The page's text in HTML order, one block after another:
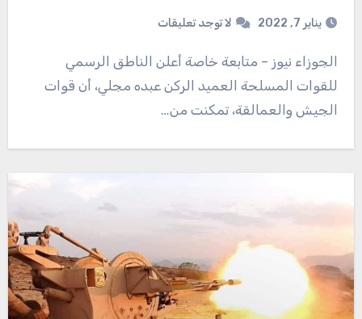
يناير 7, 2022 لا توجد تعليقات
الجوزاء نيوز – متابعة خاصة أعلن الناطق الرسمي
للقوات المسلحة العميد الركن عبده مجلي، أن قوات
الجيش والعمالقة، تمكنت من…